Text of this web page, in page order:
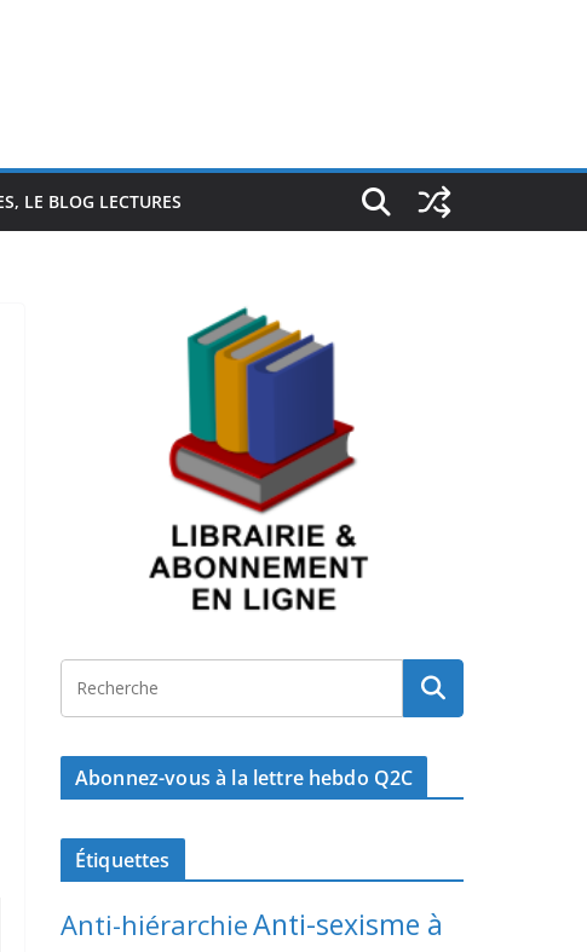
LE BLOG LECTURES
Abonnez-vous à la lettre hebdo Q2C
Étiquettes
Anti-hiérarchieAnti-sexisme à